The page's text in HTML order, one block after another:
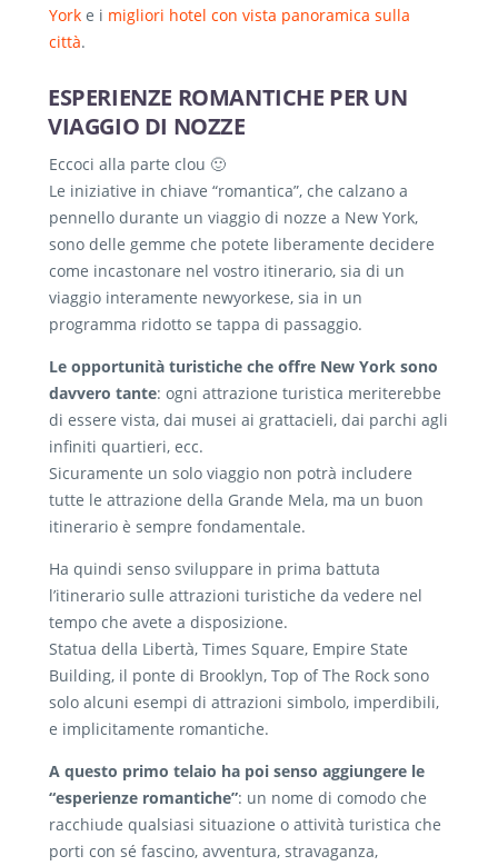
York e i migliori hotel con vista panoramica sulla
città.
ESPERIENZE ROMANTICHE PER UN
VIAGGIO DI NOZZE
Eccoci alla parte clou 🙂
Le iniziative in chiave “romantica”, che calzano a
pennello durante un viaggio di nozze a New York,
sono delle gemme che potete liberamente decidere
come incastonare nel vostro itinerario, sia di un
viaggio interamente newyorkese, sia in un
programma ridotto se tappa di passaggio.
Le opportunità turistiche che offre New York sono
davvero tante: ogni attrazione turistica meriterebbe
di essere vista, dai musei ai grattacieli, dai parchi agli
infiniti quartieri, ecc.
Sicuramente un solo viaggio non potrà includere
tutte le attrazione della Grande Mela, ma un buon
itinerario è sempre fondamentale.
Ha quindi senso sviluppare in prima battuta
l’itinerario sulle attrazioni turistiche da vedere nel
tempo che avete a disposizione.
Statua della Libertà, Times Square, Empire State
Building, il ponte di Brooklyn, Top of The Rock sono
solo alcuni esempi di attrazioni simbolo, imperdibili,
e implicitamente romantiche.
A questo primo telaio ha poi senso aggiungere le
“esperienze romantiche”: un nome di comodo che
racchiude qualsiasi situazione o attività turistica che
porti con sé fascino, avventura, stravaganza,